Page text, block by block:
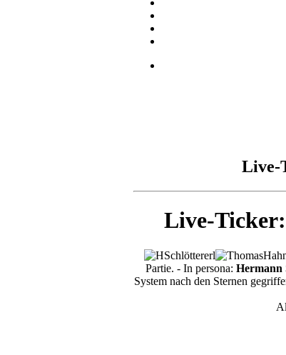
Live-
Live-
Partie. - In persona: Hermann
System nach den Sternen